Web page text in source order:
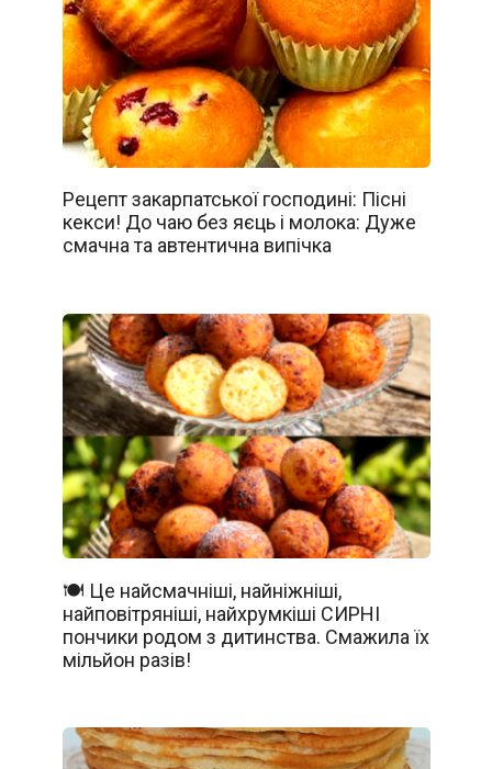
Рецепт закарпатської господині: Пісні
кекси! До чаю без яєць і молока: Дуже
смачна та автентична випічка
🍽️ Це найсмачніші, найніжніші,
найповітряніші, найхрумкіші СИРНІ
пончики родом з дитинства. Смажила їх
мільйон разів!